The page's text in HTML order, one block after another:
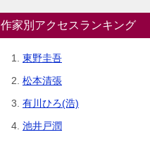
作家別アクセスランキング
東野圭吾
松本清張
有川ひろ(浩)
池井戸潤